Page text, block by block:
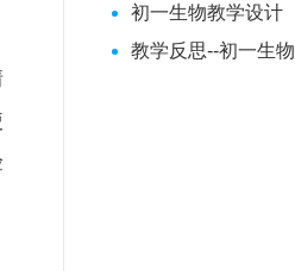
初一生物教学设计
教学反思--初一生物